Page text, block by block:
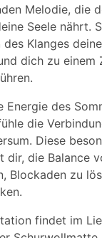
Melodie, die
Seele nährt.
Klanges
dich zu einem
Energie des
die
Diese
dir, die Balance
Blockaden zu
findet im